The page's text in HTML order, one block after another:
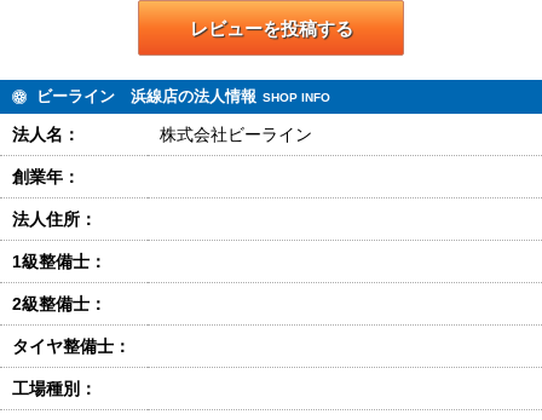
レビューを投稿する
ビーライン 浜線店の法人情報 SHOP INFO
法人名： 株式会社ビーライン
創業年：
法人住所：
1級整備士：
2級整備士：
タイヤ整備士：
工場種別：